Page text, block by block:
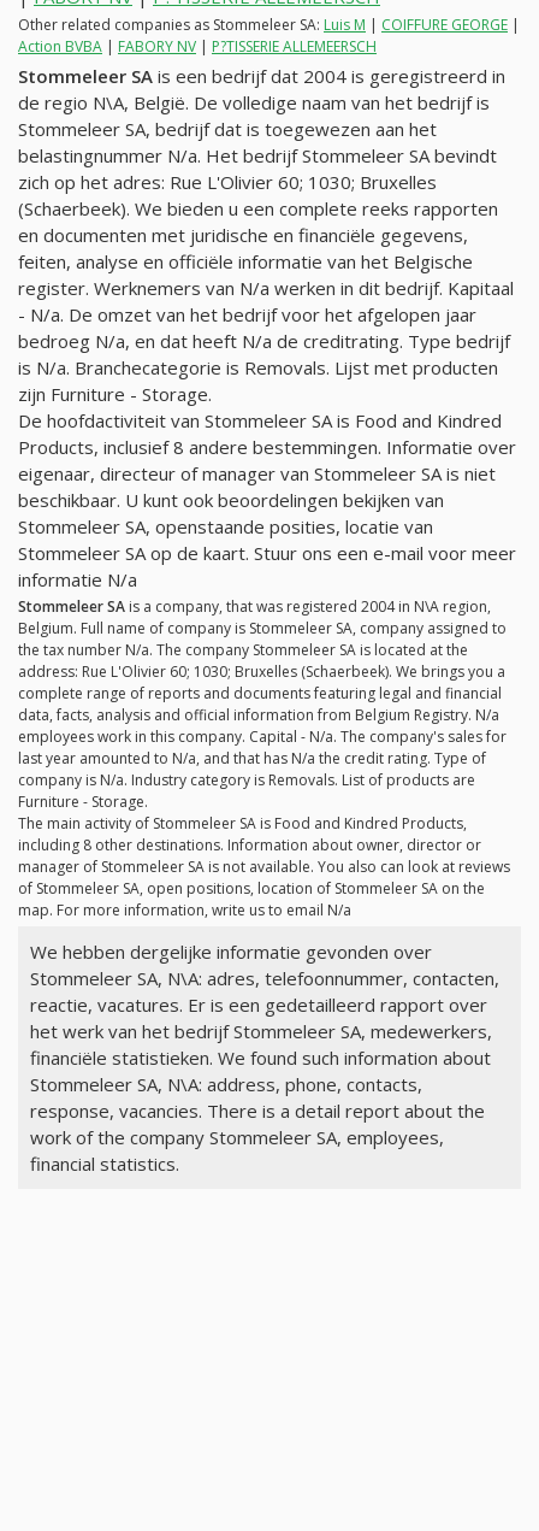
Other related companies as Stommeleer SA: Luis M | COIFFURE GEORGE |
Action BVBA | FABORY NV | P?TISSERIE ALLEMEERSCH
Stommeleer SA is een bedrijf dat 2004 is geregistreerd in
de regio N\A, België. De volledige naam van het bedrijf is
Stommeleer SA, bedrijf dat is toegewezen aan het
belastingnummer N/a. Het bedrijf Stommeleer SA bevindt
zich op het adres: Rue L'Olivier 60; 1030; Bruxelles
(Schaerbeek). We bieden u een complete reeks rapporten
en documenten met juridische en financiële gegevens,
feiten, analyse en officiële informatie van het Belgische
register. Werknemers van N/a werken in dit bedrijf. Kapitaal
- N/a. De omzet van het bedrijf voor het afgelopen jaar
bedroeg N/a, en dat heeft N/a de creditrating. Type bedrijf
is N/a. Branchecategorie is Removals. Lijst met producten
zijn Furniture - Storage.
De hoofdactiviteit van Stommeleer SA is Food and Kindred
Products, inclusief 8 andere bestemmingen. Informatie over
eigenaar, directeur of manager van Stommeleer SA is niet
beschikbaar. U kunt ook beoordelingen bekijken van
Stommeleer SA, openstaande posities, locatie van
Stommeleer SA op de kaart. Stuur ons een e-mail voor meer
informatie N/a
Stommeleer SA is a company, that was registered 2004 in N\A region,
Belgium. Full name of company is Stommeleer SA, company assigned to
the tax number N/a. The company Stommeleer SA is located at the
address: Rue L'Olivier 60; 1030; Bruxelles (Schaerbeek). We brings you a
complete range of reports and documents featuring legal and financial
data, facts, analysis and official information from Belgium Registry. N/a
employees work in this company. Capital - N/a. The company's sales for
last year amounted to N/a, and that has N/a the credit rating. Type of
company is N/a. Industry category is Removals. List of products are
Furniture - Storage.
The main activity of Stommeleer SA is Food and Kindred Products,
including 8 other destinations. Information about owner, director or
manager of Stommeleer SA is not available. You also can look at reviews
of Stommeleer SA, open positions, location of Stommeleer SA on the
map. For more information, write us to email N/a
We hebben dergelijke informatie gevonden over
Stommeleer SA, N\A: adres, telefoonnummer, contacten,
reactie, vacatures. Er is een gedetailleerd rapport over
het werk van het bedrijf Stommeleer SA, medewerkers,
financiële statistieken. We found such information about
Stommeleer SA, N\A: address, phone, contacts,
response, vacancies. There is a detail report about the
work of the company Stommeleer SA, employees,
financial statistics.